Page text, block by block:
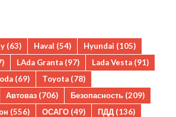
(63) Haval (54) Hyundai (105)
LAda Granta (97) Lada Vesta (91)
(69) Toyota (78)
Автоваз (706) Безопасность (209)
(556) ОСАГО (49) ПДД (136)